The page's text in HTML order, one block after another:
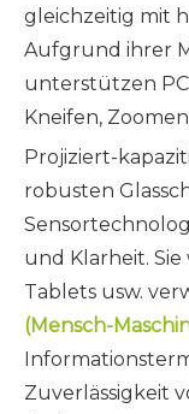
gleichzeitig mit
Aufgrund ihrer
unterstützen
Kneifen,
Projiziert-
robusten
und Klarheit.
Tablets usw.
(Mensch-
Zuverlässigkeit